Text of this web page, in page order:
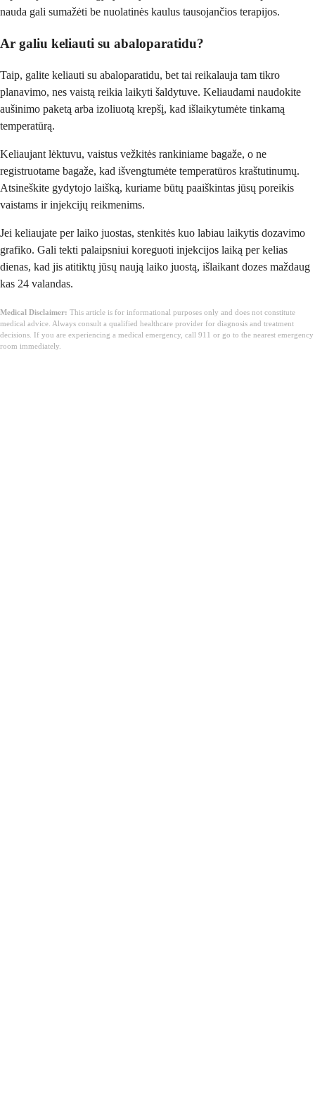
nauda gali sumažėti be nuolatinės kaulus tausojančios terapijos.
Ar galiu keliauti su abaloparatidu?
Taip, galite keliauti su abaloparatidu, bet tai reikalauja tam tikro
planavimo, nes vaistą reikia laikyti šaldytuve. Keliaudami naudokite
aušinimo paketą arba izoliuotą krepšį, kad išlaikytumėte tinkamą
temperatūrą.
Keliaujant lėktuvu, vaistus vežkitės rankiniame bagaže, o ne
registruotame bagaže, kad išvengtumėte temperatūros kraštutinumų.
Atsineškite gydytojo laišką, kuriame būtų paaiškintas jūsų poreikis
vaistams ir injekcijų reikmenims.
Jei keliaujate per laiko juostas, stenkitės kuo labiau laikytis dozavimo
grafiko. Gali tekti palaipsniui koreguoti injekcijos laiką per kelias
dienas, kad jis atitiktų jūsų naują laiko juostą, išlaikant dozes maždaug
kas 24 valandas.
Medical Disclaimer: This article is for informational purposes only and does not constitute
medical advice. Always consult a qualified healthcare provider for diagnosis and treatment
decisions. If you are experiencing a medical emergency, call 911 or go to the nearest emergency
room immediately.